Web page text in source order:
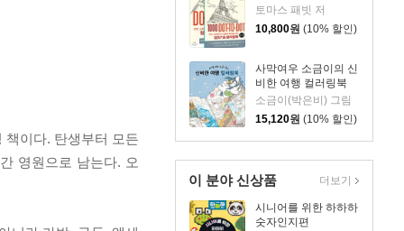
토마스 패빗 저
10,800원 (10% 할인)
사막여우 소금이의 신
비한 여행 컬러링북
소금이(박은비) 그림
15,120원 (10% 할인)
이 분야 신상품
시니어를 위한 하하하
숫자인지편
더보기
책이다. 탄생부터 모든
영원으로 남는다. 오